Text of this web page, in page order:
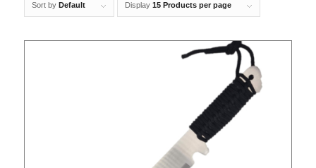
Sort by Default Display 15 Products per page